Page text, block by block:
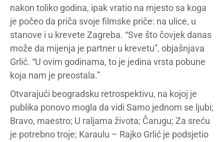
nakon toliko godina, ipak vratio na mjesto sa koga
je počeo da priča svoje filmske priče: na ulice, u
stanove i u krevete Zagreba. “Sve što čovjek danas
može da mijenja je partner u krevetu”, objašnjava
Grlić. “U ovim godinama, to je jedina vrsta pobune
koja nam je preostala.”
Otvarajući beogradsku retrospektivu, na kojoj je
publika ponovo mogla da vidi Samo jednom se ljubi;
Bravo, maestro; U raljama života; Čarugu; Za sreću
je potrebno troje; Karaulu – Rajko Grlić je podsjetio